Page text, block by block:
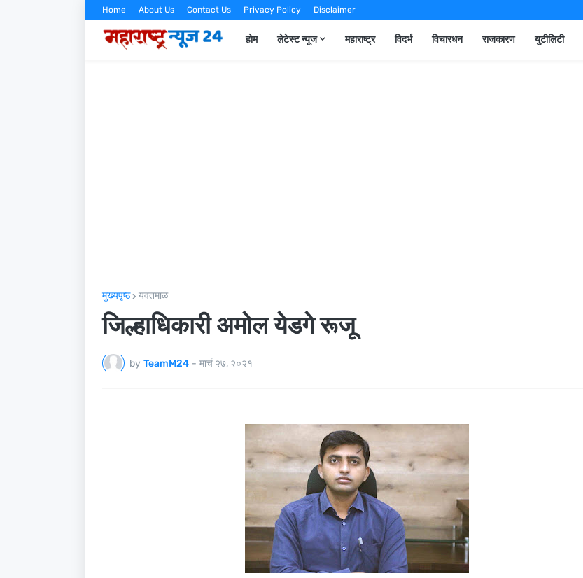
Home About Us Contact Us Privacy Policy Disclaimer
होम लेटेस्ट न्यूज महाराष्ट्र विदर्भ विचारधन राजकारण युटीलिटी
मुख्यपृष्ठ यवतमाळ
जिल्हाधिकारी अमोल येडगे रूजू
by TeamM24 - मार्च २७, २०२१